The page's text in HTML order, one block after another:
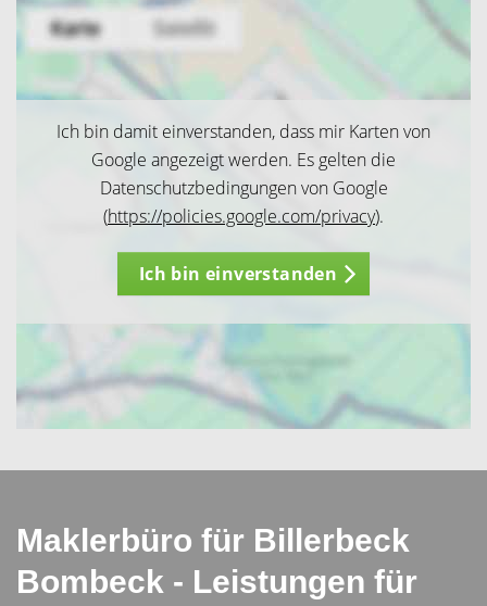
Ich bin damit einverstanden, dass mir Karten von
Google angezeigt werden. Es gelten die
Datenschutzbedingungen von Google
(https://policies.google.com/privacy).
Ich bin einverstanden
Maklerbüro für Billerbeck
Bombeck - Leistungen für